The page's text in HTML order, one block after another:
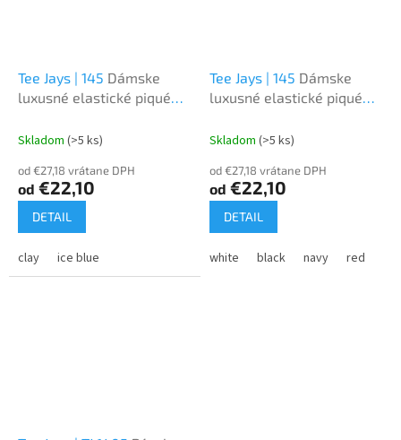
Tee Jays | 145 Dámske
luxusné elastické piqué
Skladom (>5 ks)
od €27,18 vrátane DPH
od €22,10
DETAIL
clay ice blue
Tee Jays | 145 Dámske
luxusné elastické piqué
Skladom (>5 ks)
od €27,18 vrátane DPH
od €22,10
DETAIL
white black navy red